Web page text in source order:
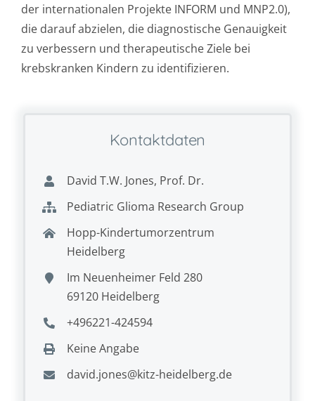
der internationalen Projekte INFORM und MNP2.0),
die darauf abzielen, die diagnostische Genauigkeit
zu verbessern und therapeutische Ziele bei
krebskranken Kindern zu identifizieren.
Kontaktdaten
David T.W. Jones, Prof. Dr.
Pediatric Glioma Research Group
Hopp-Kindertumorzentrum
Heidelberg
Im Neuenheimer Feld 280
69120 Heidelberg
+496221-424594
Keine Angabe
david.jones@kitz-heidelberg.de